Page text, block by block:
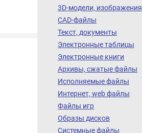
3D-модели, изображения
CAD-файлы
Текст, документы
Электронные таблицы
Электронные книги
Архивы, сжатые файлы
Исполняемые файлы
Интернет, web файлы
Файлы игр
Образы дисков
Системные файлы